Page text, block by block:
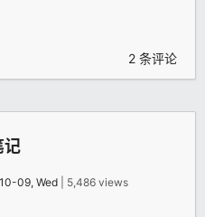
2 条评论
记
09, Wed | 5,486 views